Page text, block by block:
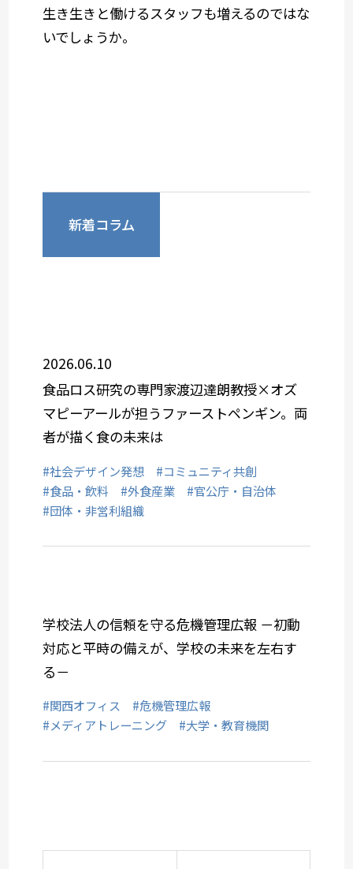
生き生きと働けるスタッフも増えるのではな
いでしょうか。
新着コラム
2026.06.10
食品ロス研究の専門家渡辺達朗教授×オズ
マピーアールが担うファーストペンギン。両
者が描く食の未来は
#社会デザイン発想
#コミュニティ共創
#食品・飲料
#外食産業
#官公庁・自治体
#団体・非営利組織
学校法人の信頼を守る危機管理広報 －初動
対応と平時の備えが、学校の未来を左右す
る－
#関西オフィス
#危機管理広報
#メディアトレーニング
#大学・教育機関